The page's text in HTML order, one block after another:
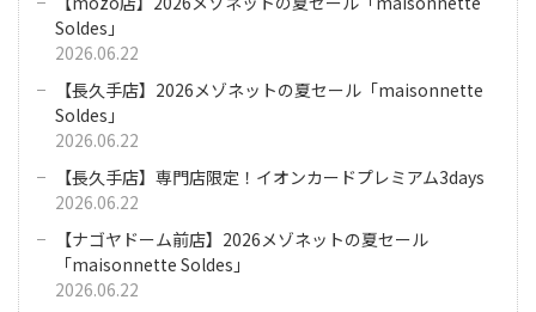
Soldes」
2026.06.22
【長久手店】2026メゾネットの夏セール「maisonnette
Soldes」
2026.06.22
【長久手店】専門店限定！イオンカードプレミアム3days
2026.06.22
【ナゴヤドーム前店】2026メゾネットの夏セール
「maisonnette Soldes」
2026.06.22